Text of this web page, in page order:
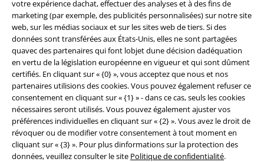
votre expérience dachat, effectuer des analyses et à des fins de
marketing (par exemple, des publicités personnalisées) sur notre site
web, sur les médias sociaux et sur les sites web de tiers. Si des
données sont transférées aux États-Unis, elles ne sont partagées
quavec des partenaires qui font lobjet dune décision dadéquation
en vertu de la législation européenne en vigueur et qui sont dûment
certifiés. En cliquant sur « {0} », vous acceptez que nous et nos
partenaires utilisions des cookies. Vous pouvez également refuser ce
consentement en cliquant sur « {1} » - dans ce cas, seuls les cookies
nécessaires seront utilisés. Vous pouvez également ajuster vos
préférences individuelles en cliquant sur « {2} ». Vous avez le droit de
révoquer ou de modifier votre consentement à tout moment en
cliquant sur « {3} ». Pour plus dinformations sur la protection des
données, veuillez consulter le site Politique de confidentialité.
Sécurité